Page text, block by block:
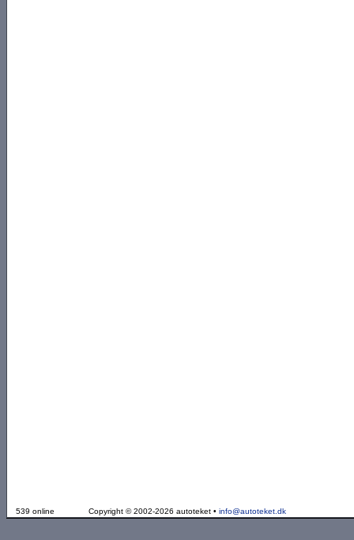
539 online Copyright © 2002-2026 autoteket • info@autoteket.dk